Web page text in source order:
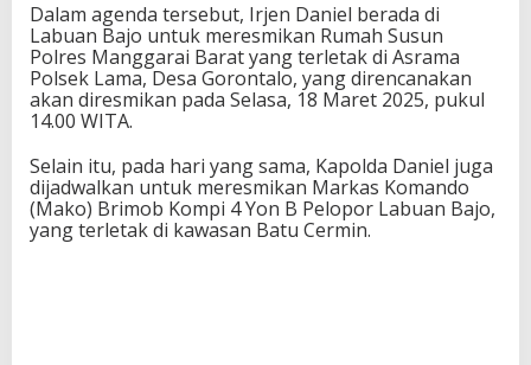
Dalam agenda tersebut, Irjen Daniel berada di
Labuan Bajo untuk meresmikan Rumah Susun
Polres Manggarai Barat yang terletak di Asrama
Polsek Lama, Desa Gorontalo, yang direncanakan
akan diresmikan pada Selasa, 18 Maret 2025, pukul
14.00 WITA.
Selain itu, pada hari yang sama, Kapolda Daniel juga
dijadwalkan untuk meresmikan Markas Komando
(Mako) Brimob Kompi 4 Yon B Pelopor Labuan Bajo,
yang terletak di kawasan Batu Cermin.